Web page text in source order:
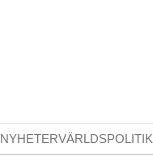
NYHETERVÄRLDSPOLITIK